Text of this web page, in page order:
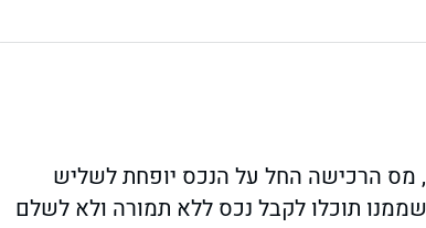
הרכישה החל על הנכס יופחת לשליש
תוכלו לקבל נכס ללא תמורה ולא לשלם